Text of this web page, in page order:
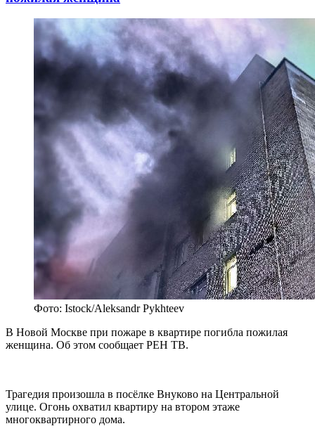
Фото: Istock/Aleksandr Pykhteev
В Новой Москве при пожаре в квартире погибла пожилая
женщина. Об этом сообщает РЕН ТВ.
Трагедия произошла в посёлке Внуково на Центральной
улице. Огонь охватил квартиру на втором этаже
многоквартирного дома.